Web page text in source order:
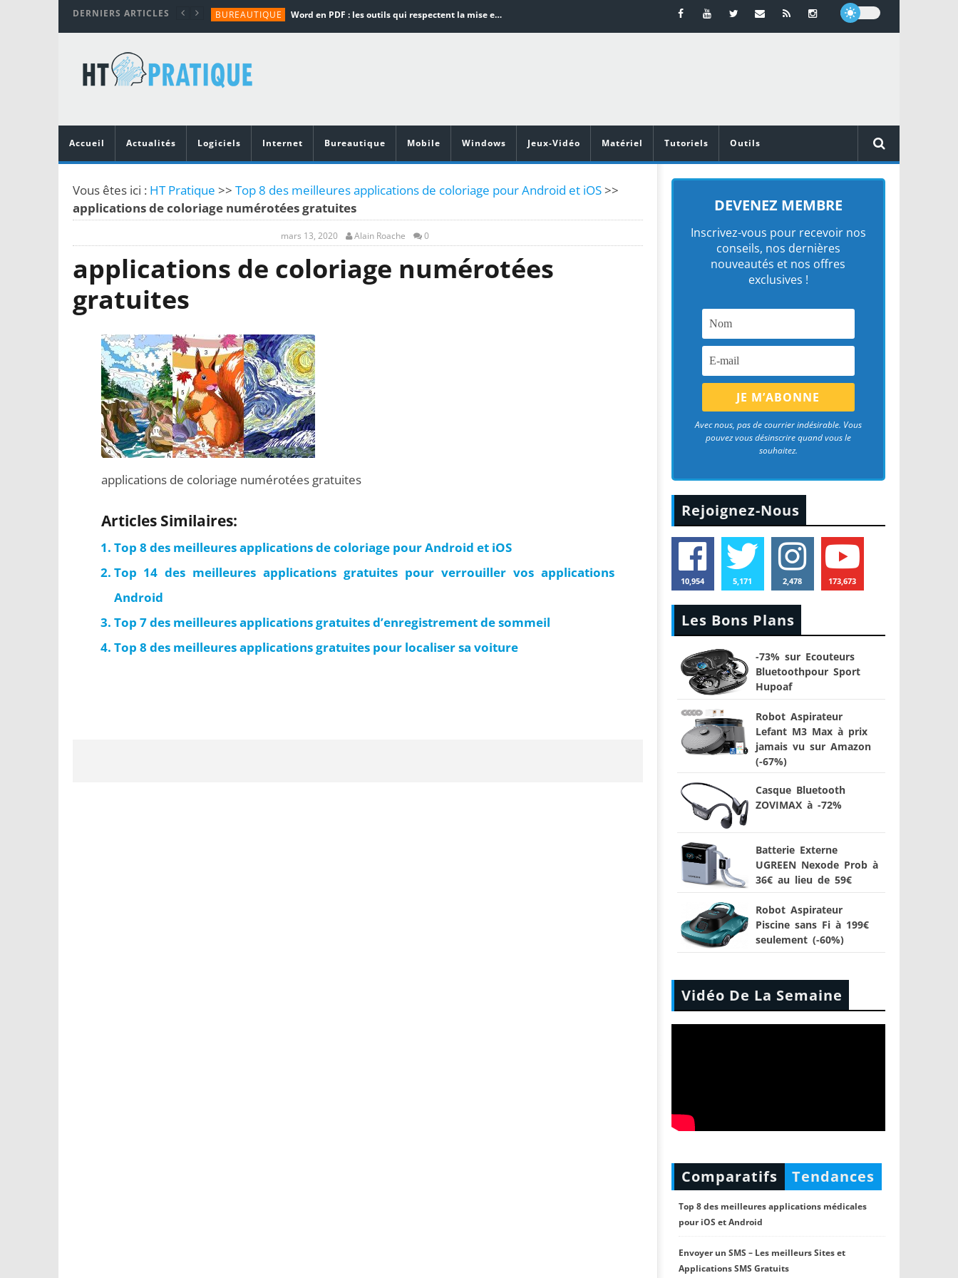
DERNIERS ARTICLES BUREAUTIQUE Word en PDF : les outils qui respectent la mise en page
TUTORIALS
MATÉRIEL
Vidéoprojecteurs Asus : Top 6 des meilleurs modèles de la marque
Accueil
Actualités Logiciels Internet Bureautique Mobile Windows Jeux-Vidéo Matériel Tutoriels Outils
Vous êtes ici : HT Pratique >> Top 8 des meilleures applications de coloriage pour Android et iOS>>
applications de coloriage numérotées gratuites
mars 13, 2020 Alain Roache 0
applications de coloriage numérotées
gratuites
applications de coloriage numérotées gratuites
Articles Similaires:
Top 8 des meilleures applications de coloriage pour Android et iOS
Top 14 des meilleures applications gratuites pour verrouiller vos applications
Android
Top 7 des meilleures applications gratuites d’enregistrement de sommeil
Top 8 des meilleures applications gratuites pour localiser sa voiture
DEVENEZ MEMBRE
Inscrivez-vous pour recevoir nos
conseils, nos dernières
nouveautés et nos offres
exclusives !
Avec nous, pas de courrier indésirable. Vous
pouvez vous désinscrire quand vous le
souhaitez.
Rejoignez-Nous
10,954 5,171 2,478 173,673
Les Bons Plans
-73% sur Ecouteurs
Bluetoothpour Sport
Hupoaf
Robot Aspirateur
Lefant M3 Max à prix
jamais vu sur Amazon
(-67%)
Casque Bluetooth
ZOVIMAX à -72%
Batterie Externe
UGREEN Nexode Prob à
36€ au lieu de 59€
Robot Aspirateur
Piscine sans Fi à 199€
seulement (-60%)
Vidéo De La Semaine
Comparatifs Tendances
Top 8 des meilleures applications médicales
pour iOS et Android
Envoyer un SMS – Les meilleurs Sites et
Applications SMS Gratuits